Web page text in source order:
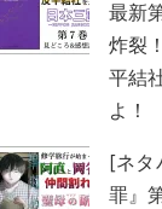
最新
炸裂
平結
よ！
[ネタ
罪』